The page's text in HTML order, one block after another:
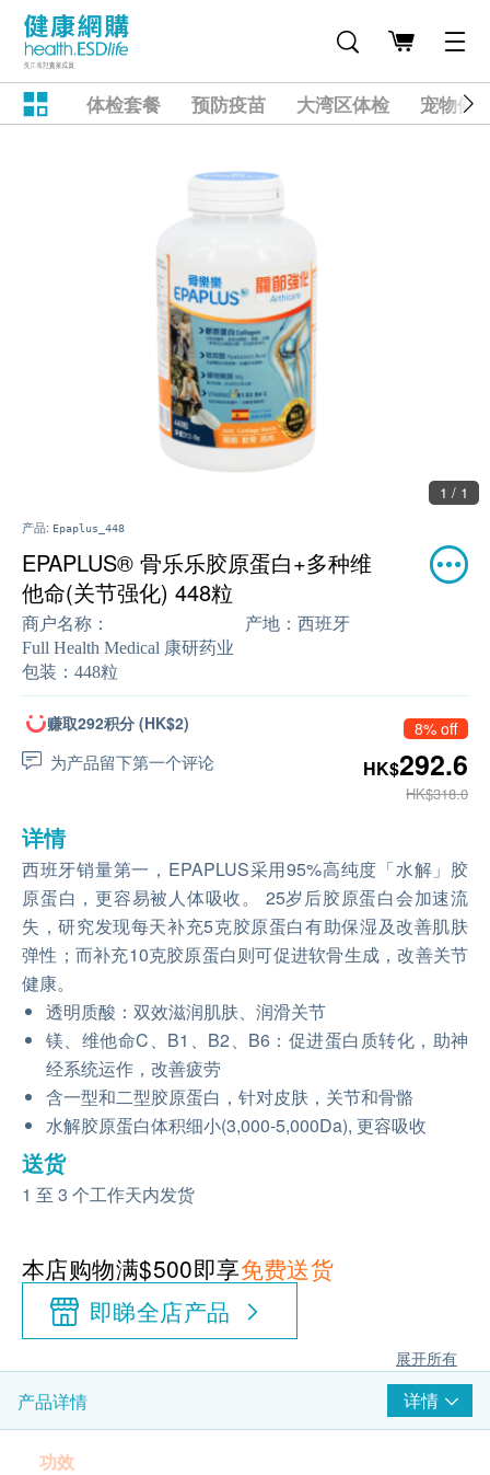
体检套餐 预防疫苗 大湾区体检 宠物健
1 / 1
产品: Epaplus_448
EPAPLUS® 骨乐乐胶原蛋白+多种维
他命(关节强化) 448粒
商户名称：
Full Health Medical 康研药业
产地： 西班牙
包装： 448粒
赚取292积分 (HK$2)
为产品留下第一个评论
8% off
HK$292.6
HK$318.0
详情
西班牙销量第一，EPAPLUS采用95%高纯度「水解」胶
原蛋白，更容易被人体吸收。 25岁后胶原蛋白会加速流
失，研究发现每天补充5克胶原蛋白有助保湿及改善肌肤
弹性；而补充10克胶原蛋白则可促进软骨生成，改善关节
健康。
透明质酸：双效滋润肌肤、润滑关节
镁、维他命C、B1、B2、B6：促进蛋白质转化，助神
经系统运作，改善疲劳
含一型和二型胶原蛋白，针对皮肤，关节和骨骼
水解胶原蛋白体积细小(3,000-5,000Da), 更容吸收
送货
1 至 3 个工作天内发货
本店购物满$500即享免费送货
即睇全店产品
展开所有
产品详情 详情
功效